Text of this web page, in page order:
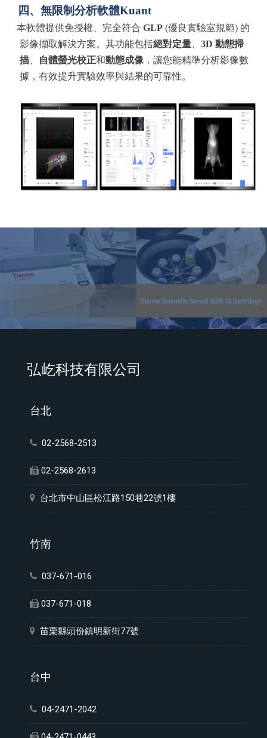
四、 無限制分析軟體Kuant
本軟體提供免授權、完全符合 GLP (優良實驗室規範) 的
影像擷取解決方案。其功能包括絕對定量 、3D動態掃
描
自體螢光校正和動態成像 ，讓您能精準分析影像數
據，有效提升實驗效率與結果的可靠性。
弘屹科技有限公司
台北
02-2568-2513
02-2568-2613
台北市中山區松江路150巷22號1樓
竹南
037-671-016
037-671-018
苗栗縣頭份鎮明新街77號
台中
04-2471-2042